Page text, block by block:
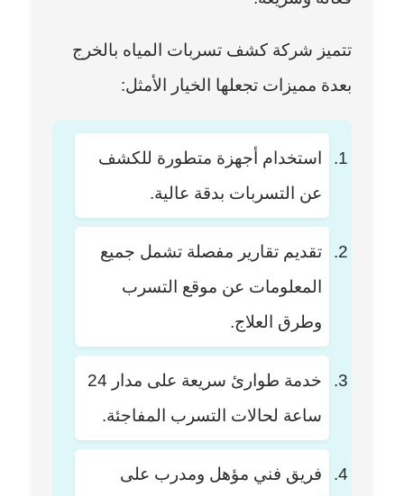
تتميز شركة كشف تسربات المياه بالخرج
بعدة مميزات تجعلها الخيار الأمثل:
استخدام أجهزة متطورة للكشف
عن التسربات بدقة عالية.
تقديم تقارير مفصلة تشمل جميع
المعلومات عن موقع التسرب
وطرق العلاج.
خدمة طوارئ سريعة على مدار 24
ساعة لحالات التسرب المفاجئة.
فريق فني مؤهل ومدرب على